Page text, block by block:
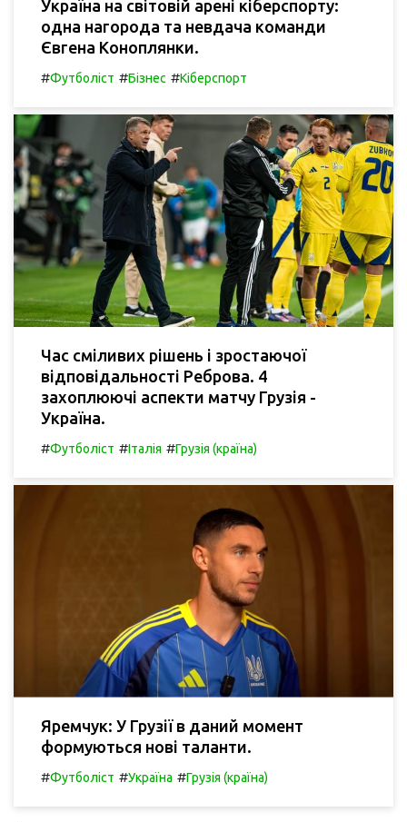
Україна на світовій арені кіберспорту:
одна нагорода та невдача команди
Євгена Коноплянки.
#Футболіст #Бізнес #Кіберспорт
Час сміливих рішень і зростаючої
відповідальності Реброва. 4
захоплюючі аспекти матчу Грузія -
Україна.
#Футболіст #Італія #Грузія (країна)
Яремчук: У Грузії в даний момент
формуються нові таланти.
#Футболіст #Україна #Грузія (країна)